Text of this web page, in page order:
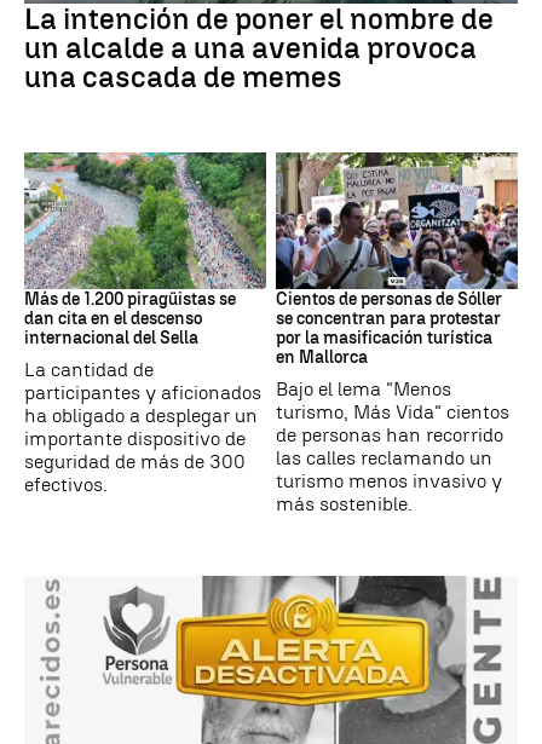
La intención de poner el nombre de
un alcalde a una avenida provoca
una cascada de memes
Asturias
Más de 1.200 piragüistas se
dan cita en el descenso
internacional del Sella
La cantidad de
participantes y aficionados
ha obligado a desplegar un
importante dispositivo de
seguridad de más de 300
efectivos.
Protestas
Cientos de personas de Sóller
se concentran para protestar
por la masificación turística
en Mallorca
Bajo el lema "Menos
turismo, Más Vida" cientos
de personas han recorrido
las calles reclamando un
turismo menos invasivo y
más sostenible.